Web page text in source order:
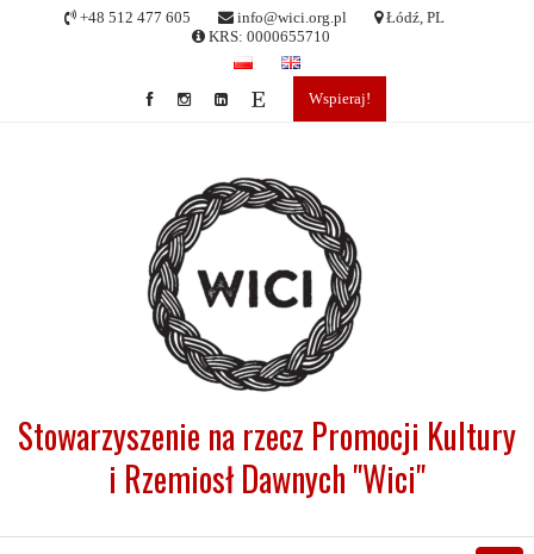
+48 512 477 605 info@wici.org.pl
Łódź, PL
KRS: 0000655710
Wspieraj!
Stowarzyszenie na rzecz Promocji Kultury
i Rzemiosł Dawnych "Wici"